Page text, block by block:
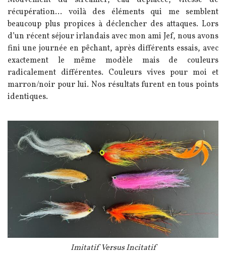
récupération… voilà des éléments qui me semblent
beaucoup plus propices à déclencher des attaques. Lors
d’un récent séjour irlandais avec mon ami Jef, nous avons
fini une journée en pêchant, après différents essais, avec
exactement le même modèle mais de couleurs
radicalement différentes. Couleurs vives pour moi et
marron/noir pour lui. Nos résultats furent en tous points
identiques.
Image
Imitatif Versus Incitatif